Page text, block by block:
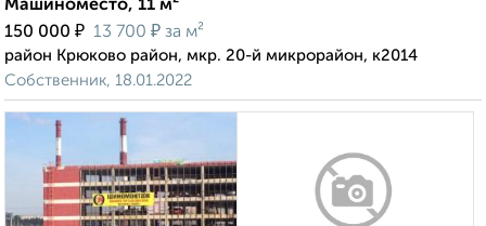
Машиноместо, 11 м²
150 000 ₽ 13 700 ₽ за м²
район Крюково район, мкр. 20-й микрорайон, к2014
Собственник, 18.01.2022